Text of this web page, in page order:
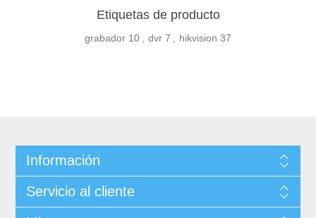
Etiquetas de producto
grabador 10 , dvr 7 , hikvision 37
Información
Servicio al cliente